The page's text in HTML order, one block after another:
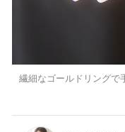
繊細なゴールドリングで